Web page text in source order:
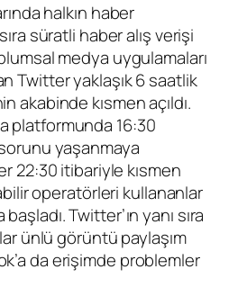
halkın haber
süratli haber alış verişi
medya uygulamaları
Twitter yaklaşık 6 saatlik
akabinde kısmen açıldı.
platformunda 16:30
yaşanmaya
22:30 itibariyle kısmen
operatörleri kullananlar
Twitter’ın yanı sıra
ünlü görüntü paylaşım
da erişimde problemler